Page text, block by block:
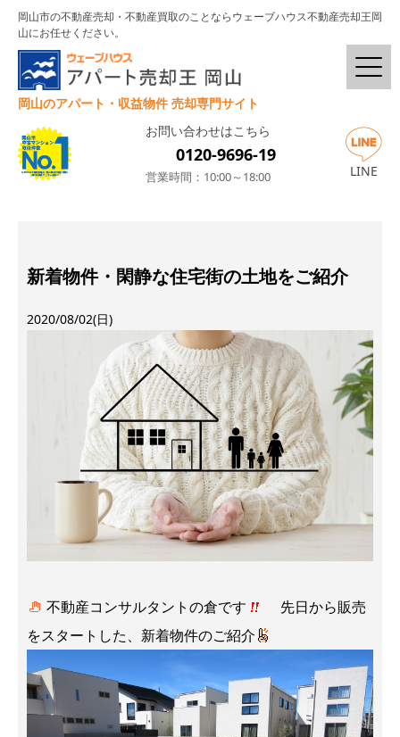
岡山市の不動産売却・不動産買取のことならウェーブハウス不動産売却王岡
山にお任せください。
岡山のアパート・収益物件 売却専門サイト
お問い合わせはこちら
0120-9696-19
営業時間：10:00～18:00 LINE
新着物件・閑静な住宅街の土地をご紹介
2020/08/02(日)
不動産コンサルタントの倉です
先日から販売
をスタートした、新着物件のご紹介